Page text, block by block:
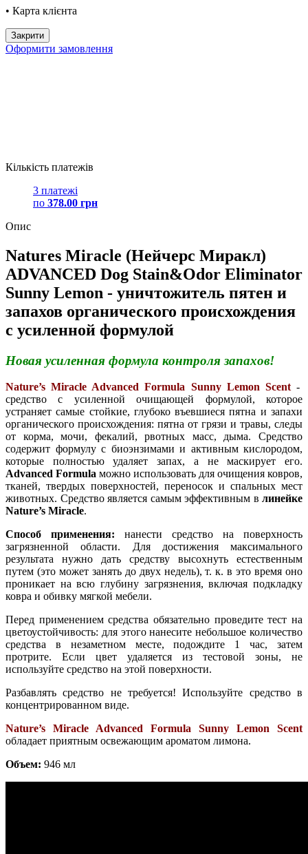
• Карта клієнта
Закрити
Оформити замовлення
Кількість платежів
3 платежі
по 378.00 грн
Опис
Natures Miracle (Нейчерс Миракл)
ADVANCED Dog Stain&Odor Eliminator
Sunny Lemon - уничтожитель пятен и
запахов органического происхождения
с усиленной формулой
Новая усиленная формула контроля запахов!
Nature’s Miracle Advanced Formula Sunny Lemon Scent -
средство с усиленной очищающей формулой, которое
устраняет самые стойкие, глубоко въевшиеся пятна и запахи
органического происхождения: пятна от грязи и травы, следы
от корма, мочи, фекалий, рвотных масс, дыма. Средство
содержит формулу с биоэнзимами и активным кислородом,
которые полностью удаляет запах, а не маскирует его.
Advanced Formula можно использовать для очищения ковров,
тканей, твердых поверхностей, переносок и спальных мест
животных. Средство является самым эффективным в линейке
Nature’s Miracle.
Способ применения: нанести средство на поверхность
загрязненной области. Для достижения максимального
результата нужно дать средству высохнуть естественным
путем (это может занять до двух недель), т. к. в это время оно
проникает на всю глубину загрязнения, включая подкладку
ковра и обивку мягкой мебели.
Перед применением средства обязательно проведите тест на
цветоустойчивость: для этого нанесите небольшое количество
средства в незаметном месте, подождите 1 час, затем
протрите. Если цвет удаляется из тестовой зоны, не
используйте средство на этой поверхности.
Разбавлять средство не требуется!Используйте средство в
концентрированном виде.
Nature’s Miracle Advanced Formula Sunny Lemon Scent
обладает приятным освежающим ароматом лимона.
Объем: 946 мл